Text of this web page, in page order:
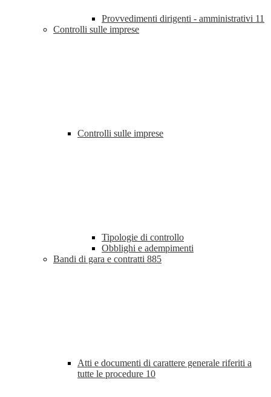
Provvedimenti dirigenti - amministrativi 11
Controlli sulle imprese
Controlli sulle imprese
Tipologie di controllo
Obblighi e adempimenti
Bandi di gara e contratti 885
Atti e documenti di carattere generale riferiti a
tutte le procedure 10